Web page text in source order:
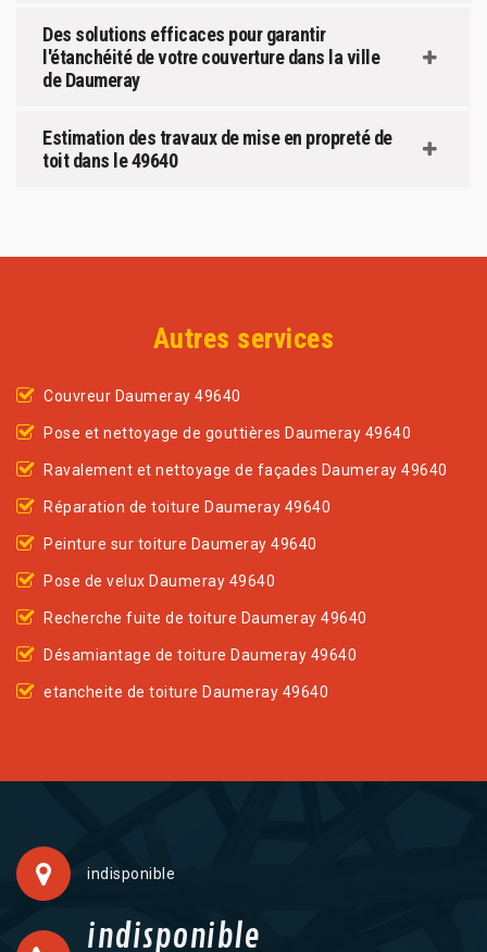
Des solutions efficaces pour garantir
l'étanchéité de votre couverture dans la ville
de Daumeray
Estimation des travaux de mise en propreté de
toit dans le 49640
Autres services
Couvreur Daumeray 49640
Pose et nettoyage de gouttières Daumeray 49640
Ravalement et nettoyage de façades Daumeray 49640
Réparation de toiture Daumeray 49640
Peinture sur toiture Daumeray 49640
Pose de velux Daumeray 49640
Recherche fuite de toiture Daumeray 49640
Désamiantage de toiture Daumeray 49640
etancheite de toiture Daumeray 49640
indisponible
indisponible